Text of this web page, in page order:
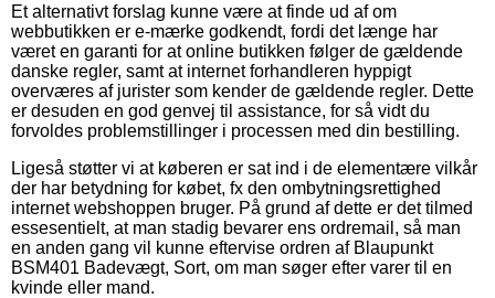
Et alternativt forslag kunne være at finde ud af om
webbutikken er e-mærke godkendt, fordi det længe har
været en garanti for at online butikken følger de gældende
danske regler, samt at internet forhandleren hyppigt
overværes af jurister som kender de gældende regler. Dette
er desuden en god genvej til assistance, for så vidt du
forvoldes problemstillinger i processen med din bestilling.
Ligeså støtter vi at køberen er sat ind i de elementære vilkår
der har betydning for købet, fx den ombytningsrettighed
internet webshoppen bruger. På grund af dette er det tilmed
essesentielt, at man stadig bevarer ens ordremail, så man
en anden gang vil kunne eftervise ordren af Blaupunkt
BSM401 Badevægt, Sort, om man søger efter varer til en
kvinde eller mand.